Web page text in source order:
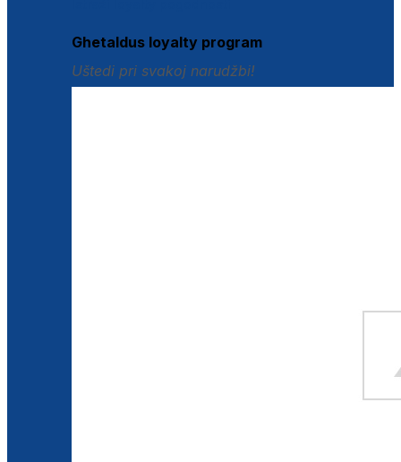
Ghetaldus loyalty program
Uštedi pri svakoj narudžbi!